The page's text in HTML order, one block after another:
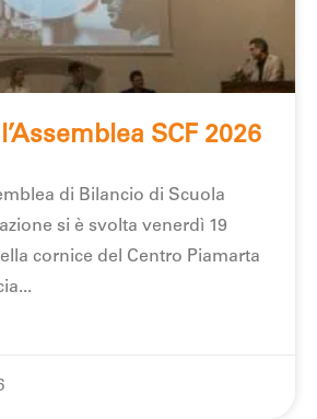
SCF 2026
di Bilancio di Scuola
si è svolta venerdì 19
cornice del Centro Piamarta